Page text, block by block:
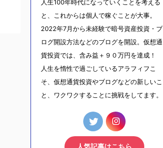
人生100年時代になっていくことを考える
と、これからは個人で稼ぐことが大事。
2022年7月から未経験で暗号資産投資・ブ
ログ開設方法などのブログを開設。仮想通
貨投資では、含み益＋９０万円を達成！
人生を惰性で過ごしているアラフィフこ
そ、仮想通貨投資やブログなどの新しいこ
と、ワクワクすることに挑戦をしてます。